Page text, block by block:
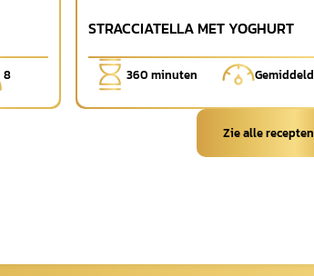
8
STRACCIATELLA MET YOGHURT
360 minuten Gemiddeld
Zie alle recepten